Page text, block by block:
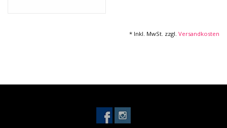
* Inkl. MwSt. zzgl. Versandkosten